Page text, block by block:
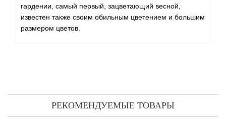
гардении, самый первый, зацветающий весной,
известен также своим обильным цветением и большим
размером цветов.
РЕКОМЕНДУЕМЫЕ ТОВАРЫ
Anne Fontaine
Annick Goutal
Antonio Puig